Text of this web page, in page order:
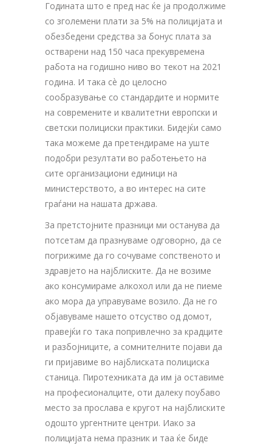
Годината што е пред нас ќе ја продолжиме
со зголемени плати за 5% на полицијата и
обезбедени средства за бонус плата за
оствaрени над 150 часа прекувремена
работа на годишно ниво во текот на 2021
година. И така сѐ до целосно
сообразување со стандардите и нормите
на современите и квалитетни европски и
светски полициски практики. Бидејќи само
така можеме да претендираме на уште
подобри резултати во работењето на
сите организациони единици на
министерството, а во интерес на сите
граѓани на нашата држава.
За претстојните празници ми останува да
потсетам да празнуваме одговорно, да се
погрижиме да го сочуваме сопственото и
здравјето на најблиските. Да не возиме
ако консумираме алкохол или да не пиеме
ако мора да управуваме возило. Да не го
објавуваме нашето отсуство од домот,
правејќи го така попривлечно за крадците
и разбојниците, а сомнителните појави да
ги пријавиме во најблиската полициска
станица. Пиротехниката да им ја оставиме
на професионалците, оти далеку поубаво
место за прослава е кругот на најблиските
одошто ургентните центри. Иако за
полицијата нема празник и таа ќе биде